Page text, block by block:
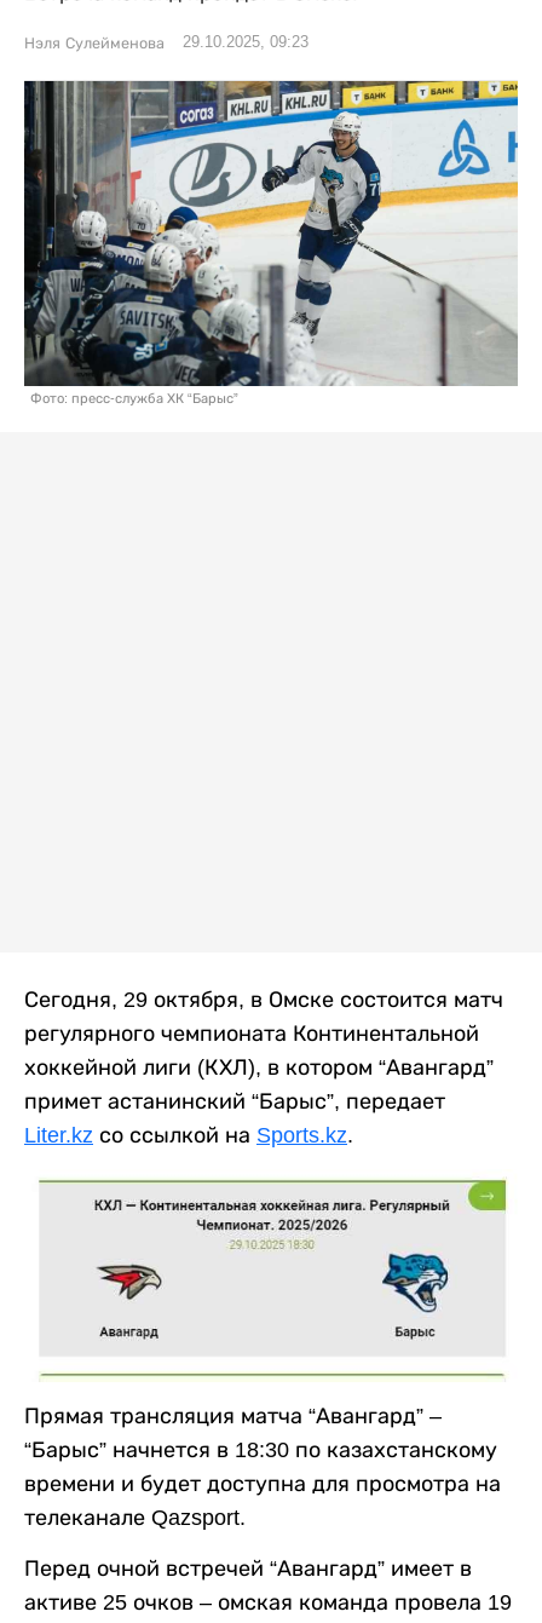
Нэля Сулейменова 29.10.2025, 09:23
Фото: пресс-служба ХК “Барыс”
Сегодня, 29 октября, в Омске состоится матч
регулярного чемпионата Континентальной
хоккейной лиги (КХЛ), в котором “Авангард”
примет астанинский “Барыс”, передает
Liter.kz со ссылкой на Sports.kz.
Прямая трансляция матча “Авангард” –
“Барыс” начнется в 18:30 по казахстанскому
времени и будет доступна для просмотра на
телеканале Qazsport.
Перед очной встречей “Авангард” имеет в
активе 25 очков – омская команда провела 19